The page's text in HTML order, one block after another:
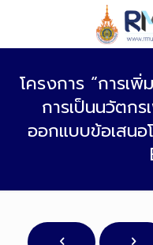
โครงการ “การเ
การเป็นนวัตก
ออกแบบข้อเสน